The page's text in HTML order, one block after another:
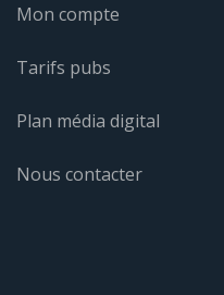
Mon compte
Tarifs pubs
Plan média digital
Nous contacter